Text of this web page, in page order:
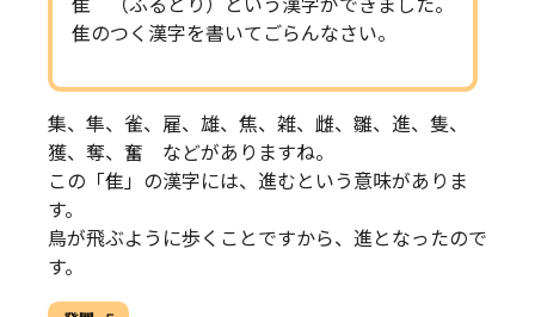
隹 （ふるとり）という漢字ができました。
隹のつく漢字を書いてごらんなさい。
集、隼、雀、雇、雄、焦、雑、雌、雛、進、隻、
獲、奪、奮 などがありますね。
この「隹」の漢字には、進むという意味がありま
す。
鳥が飛ぶように歩くことですから、進となったので
す。